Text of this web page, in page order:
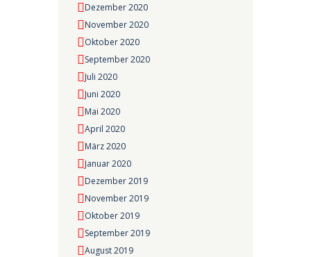
Dezember 2020
November 2020
Oktober 2020
September 2020
Juli 2020
Juni 2020
Mai 2020
April 2020
März 2020
Januar 2020
Dezember 2019
November 2019
Oktober 2019
September 2019
August 2019